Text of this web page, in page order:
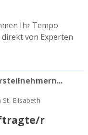
Ihr Tempo
direkt von Experten
Elisabeth
r